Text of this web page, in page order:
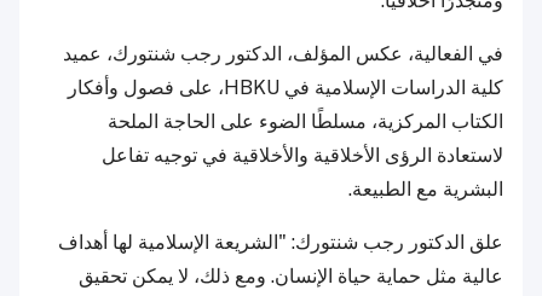
في الفعالية، عكس المؤلف، الدكتور رجب شنتورك، عميد
كلية الدراسات الإسلامية في HBKU، على فصول وأفكار
الكتاب المركزية، مسلطًا الضوء على الحاجة الملحة
لاستعادة الرؤى الأخلاقية والأخلاقية في توجيه تفاعل
البشرية مع الطبيعة.
علق الدكتور رجب شنتورك: "الشريعة الإسلامية لها أهداف
عالية مثل حماية حياة الإنسان. ومع ذلك، لا يمكن تحقيق